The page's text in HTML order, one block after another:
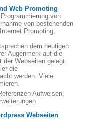
Web Promoting
von
von bestehenden
Promoting,
dem heutigen
Augenmerk auf die
Webseiten gelegt.
die
werden. Viele
Aufweisen,
Webseiten